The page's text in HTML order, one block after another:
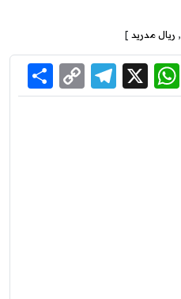
, ريال مدريد ]
Facebook
WhatsApp
X
Link